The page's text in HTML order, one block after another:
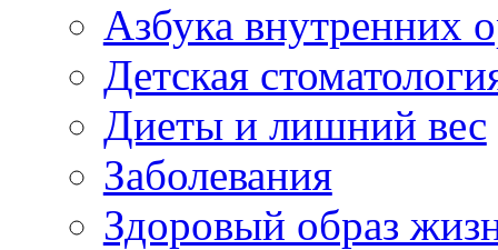
Азбука внутренних
Детская
Диеты и лишний вес
Заболевания
Здоровый образ